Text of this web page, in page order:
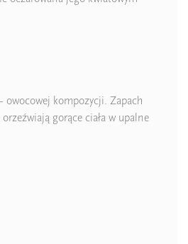
owocowej kompozycji. Zapach
gorące ciała w upalne